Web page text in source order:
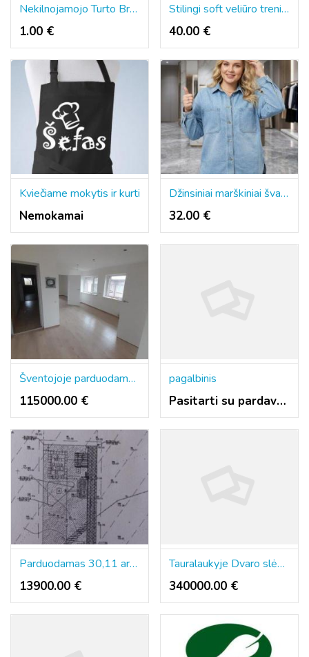
Nekilnojamojo Turto Brokeris
1.00 €
Stilingi soft veliūro treningai
40.00 €
Kviečiame mokytis ir kurti
Nemokamai
Džinsiniai marškiniai švarkelio stiliaus
32.00 €
Šventojoje parduodamas 3 kambarių 50 kv.m. Butas Mokyklos g.
115000.00 €
pagalbinis
Pasitarti su pardavėju
Parduodamas 30,11 arų sklypą Šlapšilės km, Žiburių g. 25. Klaipėdos raj.
13900.00 €
Tauralaukyje Dvaro slėnyje, Medeinos g. Parduodamas kotedžas plotas 113 kv.m. , sklypas 2,5 a .
340000.00 €